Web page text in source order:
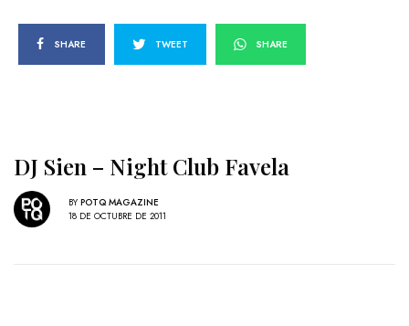
SHARE TWEET SHARE
DJ Sien – Night Club Favela
BY POTQ MAGAZINE
18 DE OCTUBRE DE 2011